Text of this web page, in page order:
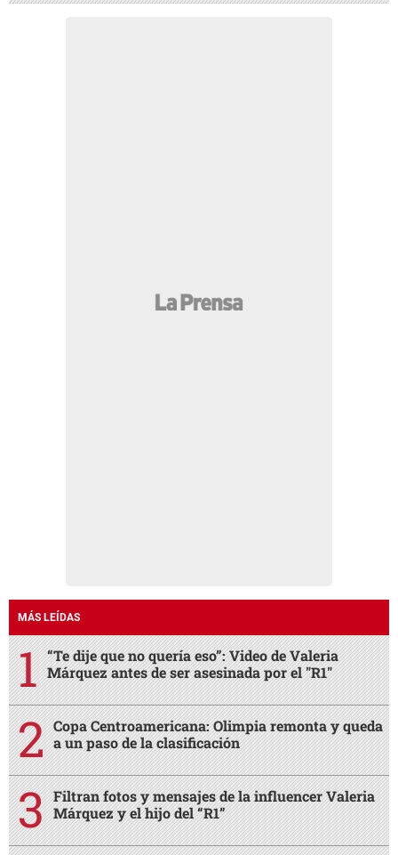
MÁS LEÍDAS
“Te dije que no quería eso”: Video de Valeria
Márquez antes de ser asesinada por el "R1"
Copa Centroamericana: Olimpia remonta y queda
a un paso de la clasificación
Filtran fotos y mensajes de la influencer Valeria
Márquez y el hijo del “R1”